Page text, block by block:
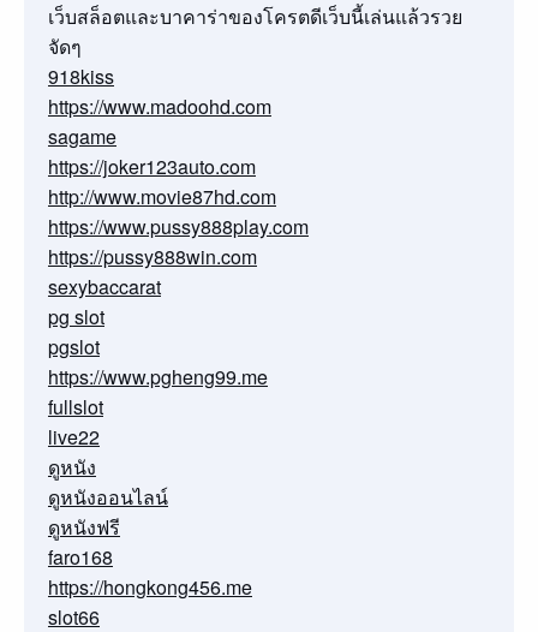
เว็บสล็อตและบาคาร่าของโครตดีเว็บนี้เล่นแล้วรวย
จัดๆ
918kiss
https://www.madoohd.com
sagame
https://joker123auto.com
http://www.movie87hd.com
https://www.pussy888play.com
https://pussy888win.com
sexybaccarat
pg slot
pgslot
https://www.pgheng99.me
fullslot
live22
ดูหนัง
ดูหนังออนไลน์
ดูหนังฟรี
faro168
https://hongkong456.me
slot66